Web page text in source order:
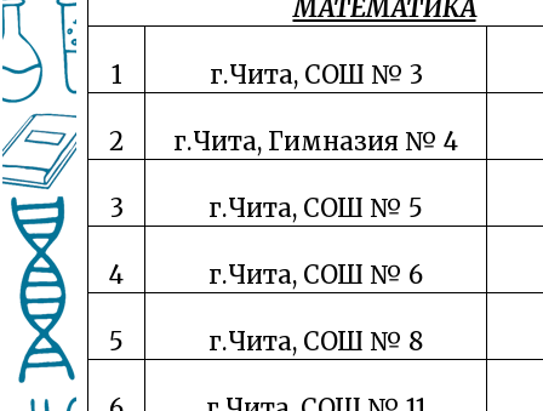
МАТЕМАТИКА
1 г.Чита, СОШ № 3
2 г.Чита, Гимназия № 4
3 г.Чита, СОШ № 5
4 г.Чита, СОШ № 6
5 г.Чита, СОШ № 8